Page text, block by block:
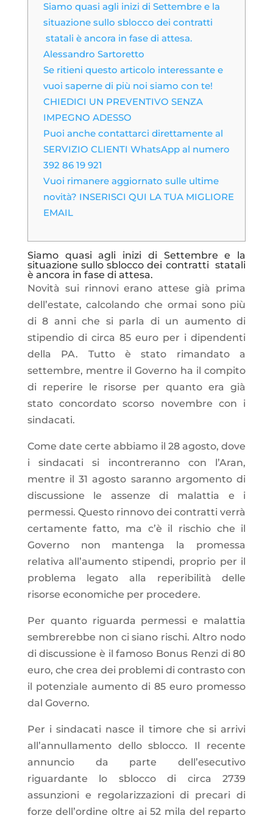
Siamo quasi agli inizi di Settembre e la
situazione sullo sblocco dei contratti
statali è ancora in fase di attesa.
Alessandro Sartoretto
Se ritieni questo articolo interessante e
vuoi saperne di più noi siamo con te!
CHIEDICI UN PREVENTIVO SENZA
IMPEGNO ADESSO
Puoi anche contattarci direttamente al
SERVIZIO CLIENTI WhatsApp al numero
392 86 19 921
Vuoi rimanere aggiornato sulle ultime
novità? INSERISCI QUI LA TUA MIGLIORE
EMAIL
Siamo quasi agli inizi di Settembre e la
situazione sullo sblocco dei contratti statali
è ancora in fase di attesa.
Novità sui rinnovi erano attese già prima
dell’estate, calcolando che ormai sono più
di 8 anni che si parla di un aumento di
stipendio di circa 85 euro per i dipendenti
della PA. Tutto è stato rimandato a
settembre, mentre il Governo ha il compito
di reperire le risorse per quanto era già
stato concordato scorso novembre con i
sindacati.
Come date certe abbiamo il 28 agosto, dove
i sindacati si incontreranno con l’Aran,
mentre il 31 agosto saranno argomento di
discussione le assenze di malattia e i
permessi. Questo rinnovo dei contratti verrà
certamente fatto, ma c’è il rischio che il
Governo non mantenga la promessa
relativa all’aumento stipendi, proprio per il
problema legato alla reperibilità delle
risorse economiche per procedere.
Per quanto riguarda permessi e malattia
sembrerebbe non ci siano rischi. Altro nodo
di discussione è il famoso Bonus Renzi di 80
euro, che crea dei problemi di contrasto con
il potenziale aumento di 85 euro promesso
dal Governo.
Per i sindacati nasce il timore che si arrivi
all’annullamento dello sblocco. Il recente
annuncio da parte dell’esecutivo
riguardante lo sblocco di circa 2739
assunzioni e regolarizzazioni di precari di
forze dell’ordine oltre ai 52 mila del reparto